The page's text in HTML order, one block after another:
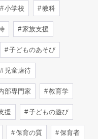
小学校 教科
家族支援
子どものあそび
児童虐待
部専門家 教育学
援 子どもの遊び
保育の質 保育者